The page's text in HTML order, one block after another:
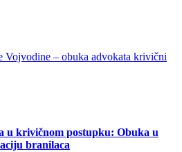
u krivičnom postupku: Obuka u
branilaca